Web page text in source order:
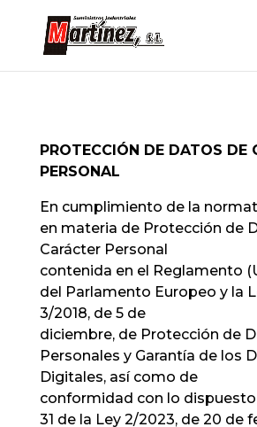
PROTECCIÓN DE DATOS DE
PERSONAL
En cumplimiento de la
en materia de Protección de
Carácter Personal
contenida en el Reglamento
del Parlamento Europeo y la
3/2018, de 5 de
diciembre, de Protección de
Personales y Garantía de los
Digitales, así como de
conformidad con lo
31 de la Ley 2/2023, de 20 de